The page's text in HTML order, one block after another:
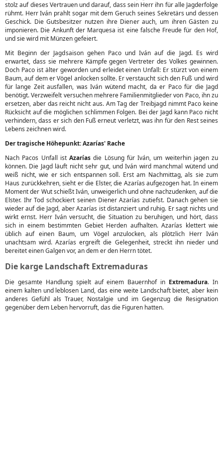
stolz auf dieses Vertrauen und darauf, dass sein Herr ihn für alle Jagderfolge
rühmt. Herr Iván prahlt sogar mit dem Geruch seines Sekretärs und dessen
Geschick. Die Gutsbesitzer nutzen ihre Diener auch, um ihren Gästen zu
imponieren. Die Ankunft der Marquesa ist eine falsche Freude für den Hof,
und sie wird mit Münzen gefeiert.
Mit Beginn der Jagdsaison gehen Paco und Iván auf die Jagd. Es wird
erwartet, dass sie mehrere Kämpfe gegen Vertreter des Volkes gewinnen.
Doch Paco ist älter geworden und erleidet einen Unfall: Er stürzt von einem
Baum, auf dem er Vögel anlocken sollte. Er verstaucht sich den Fuß und wird
für lange Zeit ausfallen, was Iván wütend macht, da er Paco für die Jagd
benötigt. Verzweifelt versuchen mehrere Familienmitglieder von Paco, ihn zu
ersetzen, aber das reicht nicht aus. Am Tag der Treibjagd nimmt Paco keine
Rücksicht auf die möglichen schlimmen Folgen. Bei der Jagd kann Paco nicht
verhindern, dass er sich den Fuß erneut verletzt, was ihn für den Rest seines
Lebens zeichnen wird.
Der tragische Höhepunkt: Azarías' Rache
Nach Pacos Unfall ist Azarías die Lösung für Iván, um weiterhin jagen zu
können. Die Jagd läuft nicht sehr gut, und Iván wird manchmal wütend und
weiß nicht, wie er sich entspannen soll. Erst am Nachmittag, als sie zum
Haus zurückkehren, sieht er die Elster, die Azarías aufgezogen hat. In einem
Moment der Wut schießt Iván, unweigerlich und ohne nachzudenken, auf die
Elster. Ihr Tod schockiert seinen Diener Azarías zutiefst. Danach gehen sie
wieder auf die Jagd, aber Azarías ist distanziert und ruhig. Er sagt nichts und
wirkt ernst. Herr Iván versucht, die Situation zu beruhigen, und hört, dass
sich in einem bestimmten Gebiet Herden aufhalten. Azarías klettert wie
üblich auf einen Baum, um Vögel anzulocken, als plötzlich Herr Iván
unachtsam wird. Azarías ergreift die Gelegenheit, streckt ihn nieder und
bereitet einen Galgen vor, an dem er den Herrn tötet.
Die karge Landschaft Extremaduras
Die gesamte Handlung spielt auf einem Bauernhof in Extremadura. In
einem kalten und leblosen Land, das eine weite Landschaft bietet, aber kein
anderes Gefühl als Trauer, Nostalgie und im Gegenzug die Resignation
gegenüber dem Leben hervorruft, das die Figuren hatten.